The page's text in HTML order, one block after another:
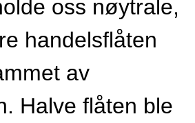
oss nøytrale,
handelsflåten
av
Halve flåten ble